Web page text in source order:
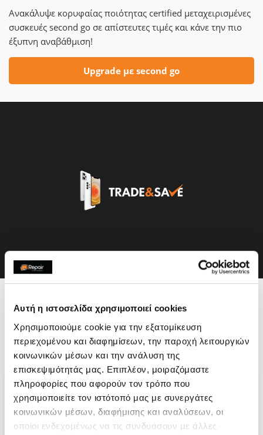
Αυτή η ιστοσελίδα χρησιμοποιεί cookies
Χρησιμοποιούμε cookie για την εξατομίκευση
περιεχομένου και διαφημίσεων, την παροχή λειτουργιών
κοινωνικών μέσων και την ανάλυση της
επισκεψιμότητάς μας. Επιπλέον, μοιραζόμαστε
πληροφορίες που αφορούν τον τρόπο που
χρησιμοποιείτε τον ιστότοπό μας με συνεργάτες
κοινωνικών μέσων, διαφήμισης και αναλύσεων, οι
οποίοι ενδεχομένως να τις συνδυάσουν με άλλες
Ανακάλυψε κορυφαίας ποιότητας certified μεταχειρισμένες
συσκευές second go σε απίστευτες τιμές και κάνε την πιο
έξυπνη αναβάθμιση!
Upgrade με second go
Η συσκευή σου μπορεί να
χρειάζεται και κάποια από
τις παρακάτω επισκευές: